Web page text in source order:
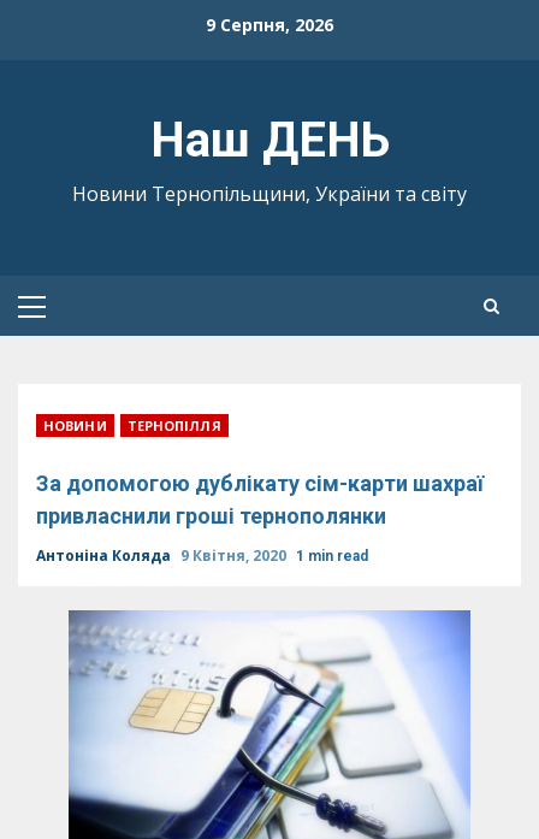
9 Серпня, 2026
Наш ДЕНЬ
Новини Тернопільщини, України та світу
Primary
НОВИНИ ТЕРНОПІЛЛЯ
За допомогою дублікату сім-карти шахраї
привласнили гроші тернополянки
Антоніна Коляда 9 Квітня, 2020 1 min read